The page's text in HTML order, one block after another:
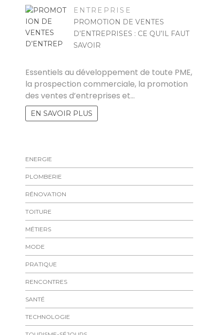
ENTREPRISE
PROMOTION DE VENTES
D’ENTREPRISES : CE QU’IL FAUT
SAVOIR
Essentiels au développement de toute PME,
la prospection commerciale, la promotion
des ventes d’entreprises et…
EN SAVOIR PLUS
ENERGIE
PLOMBERIE
RÉNOVATION
TOITURE
MÉTIERS
MODE
PRATIQUE
RENCONTRES
SANTÉ
TECHNOLOGIE